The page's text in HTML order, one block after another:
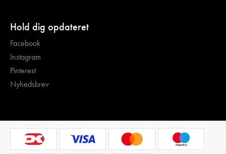
Hold dig opdateret
Facebook
Instagram
Pinterest
Nyhedsbrev